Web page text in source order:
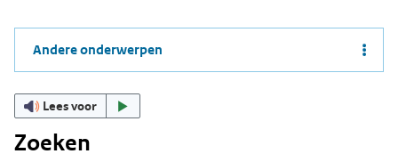
Andere onderwerpen
Lees voor
Zoeken